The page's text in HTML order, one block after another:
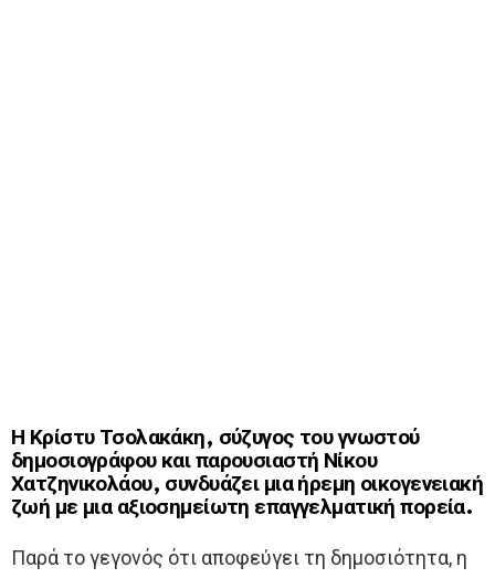
Η Κρίστυ Τσολακάκη, σύζυγος του γνωστού
δημοσιογράφου και παρουσιαστή Νίκου
Χατζηνικολάου, συνδυάζει μια ήρεμη οικογενειακή
ζωή με μια αξιοσημείωτη επαγγελματική πορεία.
Παρά το γεγονός ότι αποφεύγει τη δημοσιότητα, η